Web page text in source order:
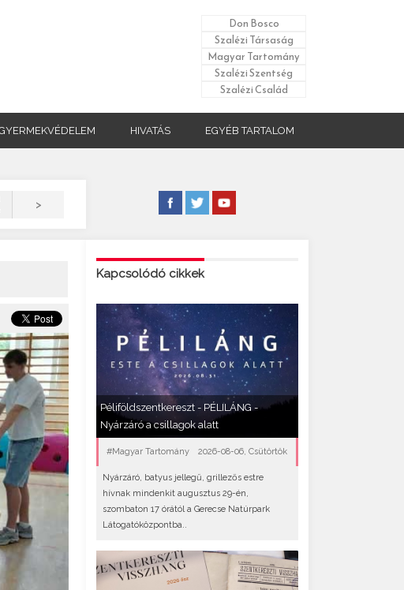
Don Bosco
Szalézi Társaság
Magyar Tartomány
Szalézi Szentség
Szalézi Család
HIVATÁS EGYÉB TARTALOM
>
Kapcsolódó cikkek
Péliföldszentkereszt - PÉLILÁNG -
Nyárzáró a csillagok alatt
#Magyar Tartomány 2026-08-06, Csütörtök
Nyárzáró, batyus jellegű, grillezős estre
hívnak mindenkit augusztus 29-én,
szombaton 17 órától a Gerecse Natúrpark
Látogatóközpontba..